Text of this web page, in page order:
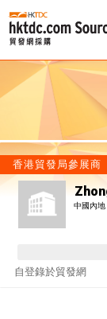
香港貿發局參展商
中國內地
自登錄於貿發網